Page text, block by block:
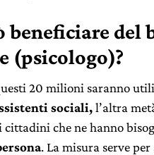
beneficiare del
(psicologo)?
20 milioni saranno
sociali,l’altra
cittadini che ne hanno
. La misura serve per